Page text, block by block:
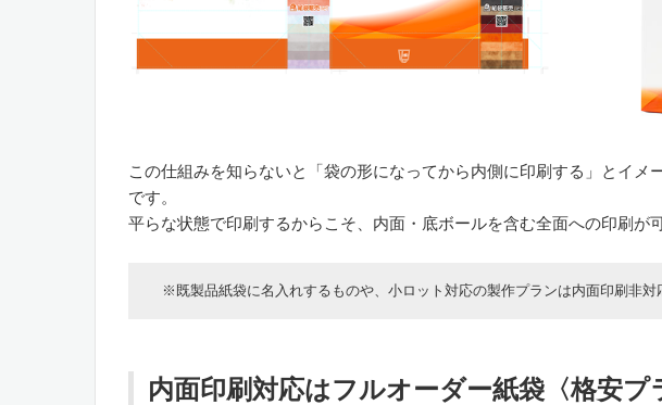
この仕組みを知らないと「袋の形になってから内側に印刷する」とイメ
です。
平らな状態で印刷するからこそ、内面・底ボールを含む全面への印刷が
※既製品紙袋に名入れするものや、小ロット対応の製作プランは内面印刷非対
内面印刷対応はフルオーダー紙袋〈格安プ